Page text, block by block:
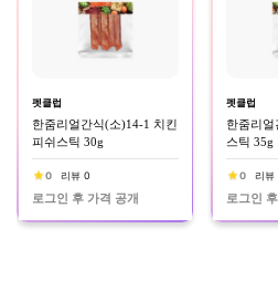
펫클럽
한줌리얼간식(소)14-1 치킨
피쉬스틱 30g
0 리뷰 0
로그인 후 가격 공개
펫클럽
한줌리얼
스틱 35g
0 리뷰
로그인